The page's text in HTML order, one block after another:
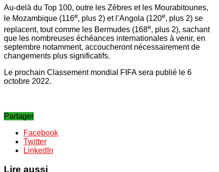
Au-delà du Top 100, outre les Zèbres et les Mourabitounes,
le Mozambique (116e, plus 2) et l’Angola (120e, plus 2) se
replacent, tout comme les Bermudes (168e, plus 2), sachant
que les nombreuses échéances internationales à venir, en
septembre notamment, accoucheront nécessairement de
changements plus significatifs.
Le prochain Classement mondial FIFA sera publié le 6
octobre 2022.
Partager
Facebook
Twitter
LinkedIn
Lire aussi